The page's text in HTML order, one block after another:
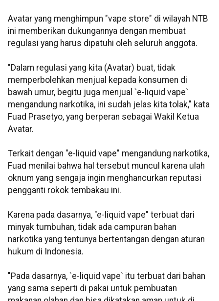
Avatar yang menghimpun "vape store" di wilayah NTB
ini memberikan dukungannya dengan membuat
regulasi yang harus dipatuhi oleh seluruh anggota.
"Dalam regulasi yang kita (Avatar) buat, tidak
memperbolehkan menjual kepada konsumen di
bawah umur, begitu juga menjual `e-liquid vape`
mengandung narkotika, ini sudah jelas kita tolak," kata
Fuad Prasetyo, yang berperan sebagai Wakil Ketua
Avatar.
Terkait dengan "e-liquid vape" mengandung narkotika,
Fuad menilai bahwa hal tersebut muncul karena ulah
oknum yang sengaja ingin menghancurkan reputasi
pengganti rokok tembakau ini.
Karena pada dasarnya, "e-liquid vape" terbuat dari
minyak tumbuhan, tidak ada campuran bahan
narkotika yang tentunya bertentangan dengan aturan
hukum di Indonesia.
"Pada dasarnya, `e-liquid vape` itu terbuat dari bahan
yang sama seperti di pakai untuk pembuatan